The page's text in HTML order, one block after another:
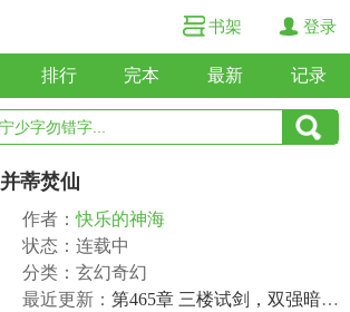
书架 登录
排行 完本 最新 记录
并蒂焚仙
作者：快乐的神海
状态：连载中
分类：玄幻奇幻
最近更新： 第465章 三楼试剑，双强暗争天骄